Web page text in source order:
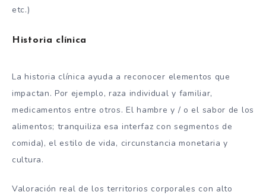
etc.)
Historia clínica
La historia clínica ayuda a reconocer elementos que
impactan. Por ejemplo, raza individual y familiar,
medicamentos entre otros. El hambre y / o el sabor de los
alimentos; tranquiliza esa interfaz con segmentos de
comida), el estilo de vida, circunstancia monetaria y
cultura.
Valoración real de los territorios corporales con alto